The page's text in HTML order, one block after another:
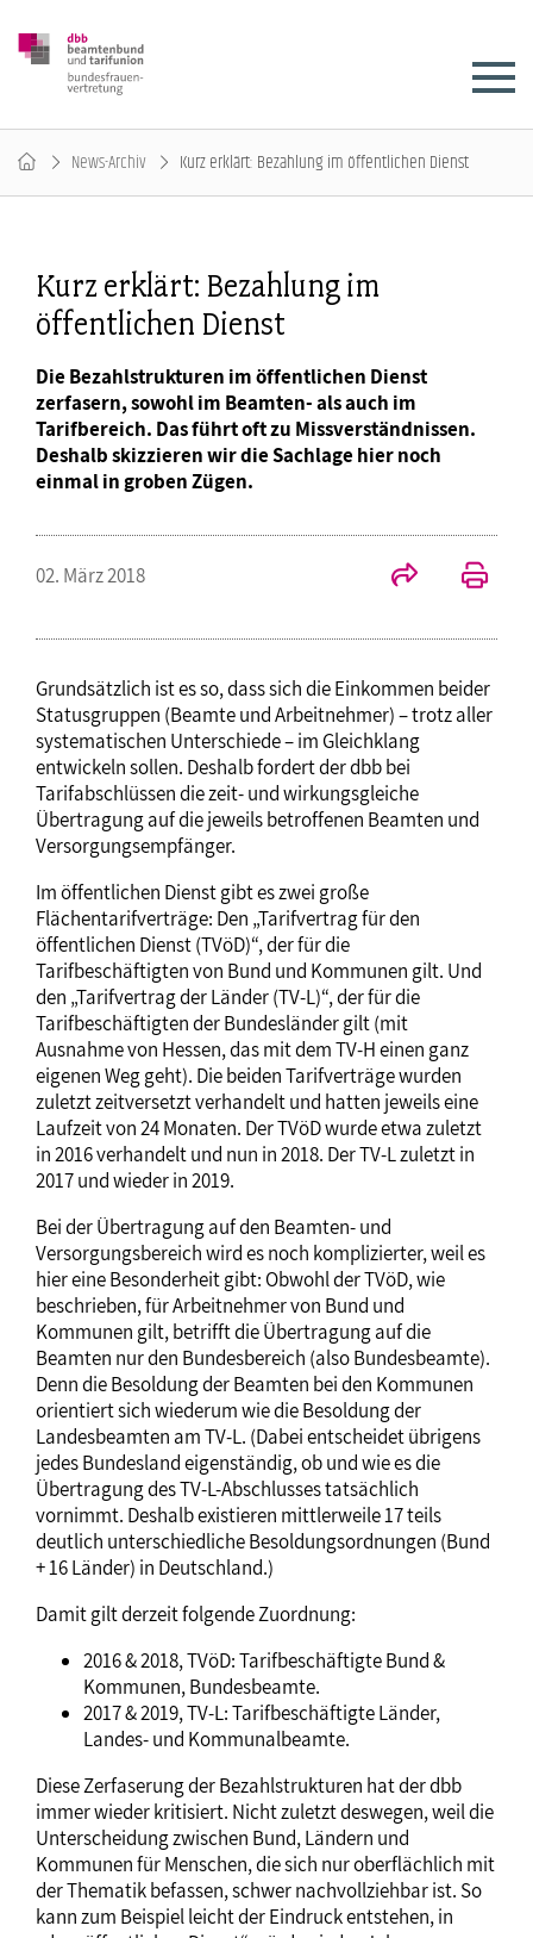
News-Archiv Kurz erklärt: Bezahlung im öffentlichen Dienst
Kurz erklärt: Bezahlung im
öffentlichen Dienst
Die Bezahlstrukturen im öffentlichen Dienst
zerfasern, sowohl im Beamten- als auch im
Tarifbereich. Das führt oft zu Missverständnissen.
Deshalb skizzieren wir die Sachlage hier noch
einmal in groben Zügen.
02. März 2018
Grundsätzlich ist es so, dass sich die Einkommen beider
Statusgruppen (Beamte und Arbeitnehmer) – trotz aller
systematischen Unterschiede – im Gleichklang
entwickeln sollen. Deshalb fordert der dbb bei
Tarifabschlüssen die zeit- und wirkungsgleiche
Übertragung auf die jeweils betroffenen Beamten und
Versorgungsempfänger.
Im öffentlichen Dienst gibt es zwei große
Flächentarifverträge: Den „Tarifvertrag für den
öffentlichen Dienst (TVöD)“, der für die
Tarifbeschäftigten von Bund und Kommunen gilt. Und
den „Tarifvertrag der Länder (TV-L)“, der für die
Tarifbeschäftigten der Bundesländer gilt (mit
Ausnahme von Hessen, das mit dem TV-H einen ganz
eigenen Weg geht). Die beiden Tarifverträge wurden
zuletzt zeitversetzt verhandelt und hatten jeweils eine
Laufzeit von 24 Monaten. Der TVöD wurde etwa zuletzt
in 2016 verhandelt und nun in 2018. Der TV-L zuletzt in
2017 und wieder in 2019.
Bei der Übertragung auf den Beamten- und
Versorgungsbereich wird es noch komplizierter, weil es
hier eine Besonderheit gibt: Obwohl der TVöD, wie
beschrieben, für Arbeitnehmer von Bund und
Kommunen gilt, betrifft die Übertragung auf die
Beamten nur den Bundesbereich (also Bundesbeamte).
Denn die Besoldung der Beamten bei den Kommunen
orientiert sich wiederum wie die Besoldung der
Landesbeamten am TV-L. (Dabei entscheidet übrigens
jedes Bundesland eigenständig, ob und wie es die
Übertragung des TV-L-Abschlusses tatsächlich
vornimmt. Deshalb existieren mittlerweile 17 teils
deutlich unterschiedliche Besoldungsordnungen (Bund
+ 16 Länder) in Deutschland.)
Damit gilt derzeit folgende Zuordnung:
2016 & 2018, TVöD: Tarifbeschäftigte Bund &
Kommunen, Bundesbeamte.
2017 & 2019, TV-L: Tarifbeschäftigte Länder,
Landes- und Kommunalbeamte.
Diese Zerfaserung der Bezahlstrukturen hat der dbb
immer wieder kritisiert. Nicht zuletzt deswegen, weil die
Unterscheidung zwischen Bund, Ländern und
Kommunen für Menschen, die sich nur oberflächlich mit
der Thematik befassen, schwer nachvollziehbar ist. So
kann zum Beispiel leicht der Eindruck entstehen, in